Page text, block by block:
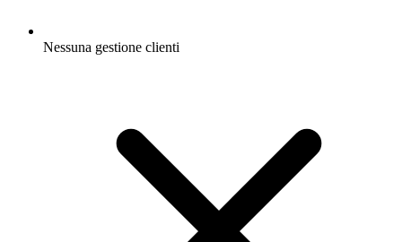
Nessuna gestione clienti